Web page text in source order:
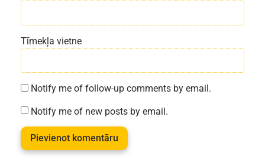
Tīmekļa vietne
Notify me of follow-up comments by email.
Notify me of new posts by email.